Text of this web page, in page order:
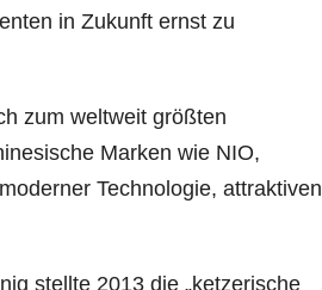
in Zukunft ernst zu
zum weltweit größten
Marken wie NIO,
Technologie, attraktiven
stellte 2013 die „ketzerische